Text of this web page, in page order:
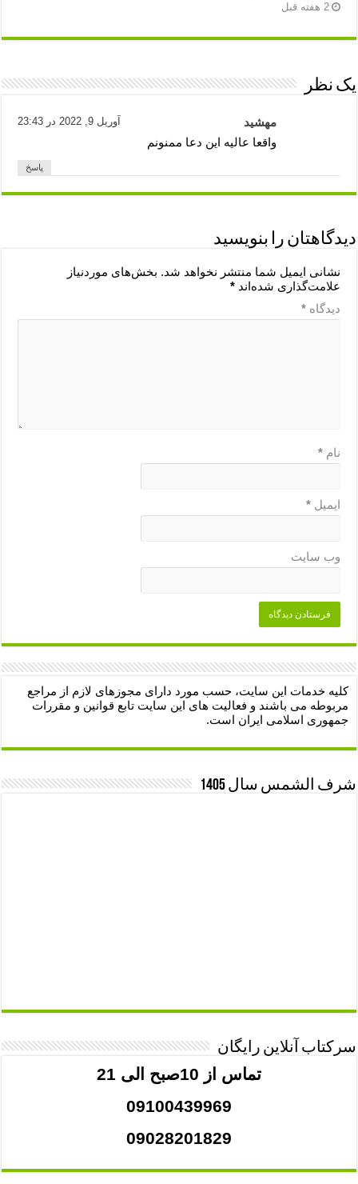
2 هفته قبل
یک نظر
مهشید آوریل 9, 2022 در 23:43
واقعا عالیه این دعا ممنونم
پاسخ
دیدگاهتان را بنویسید
نشانی ایمیل شما منتشر نخواهد شد. بخش‌های موردنیاز
علامت‌گذاری شده‌اند*
دیدگاه*
نام*
ایمیل*
وب‌ سایت
کلیه خدمات این سایت، حسب مورد دارای مجوزهای لازم از مراجع
مربوطه می باشند و فعالیت های این سایت تابع قوانین و مقررات
جمهوری اسلامی ایران است.
شرف الشمس سال 1405
سرکتاب آنلاین رایگان
تماس از 10صبح الی 21
09100439969
09028201829